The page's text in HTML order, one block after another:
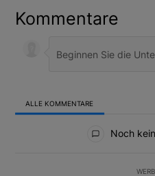
Kommentare
ALLE KOMMENTARE
Noch